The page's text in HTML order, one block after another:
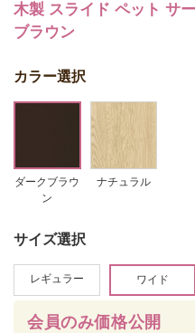
木製 スライド ペット サ
ブラウン
会員のみ価格公開
カラー選択
ダークブラウ
ン
ナチュラル
サイズ選択
レギュラー ワイド